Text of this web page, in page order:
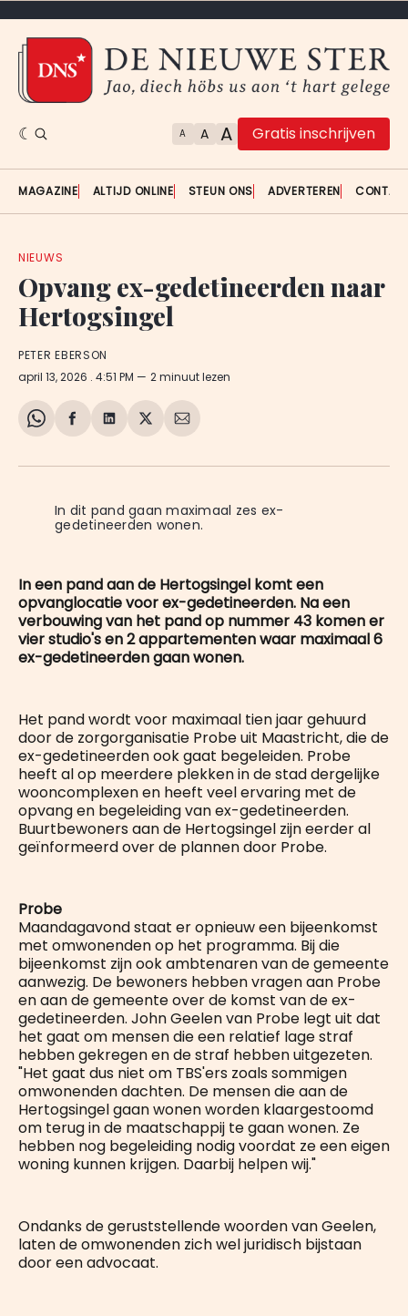
A A A Gratis inschrijven
MAGAZINE ALTIJD ONLINE STEUN ONS ADVERTEREN
NIEUWS
Opvang ex-gedetineerden naar
Hertogsingel
PETER EBERSON
april 13, 2026 . 4:51 PM 2 minuut lezen
Share
WhatsApp
Delen
Facebook
Delen
LinkedIn
Share
X
Deel
E-
In dit pand gaan maximaal zes ex-
gedetineerden wonen.
In een pand aan de Hertogsingel komt een
opvanglocatie voor ex-gedetineerden. Na een
verbouwing van het pand op nummer 43 komen er
vier studio's en 2 appartementen waar maximaal 6
ex-gedetineerden gaan wonen.
Het pand wordt voor maximaal tien jaar gehuurd
door de zorgorganisatie Probe uit Maastricht, die de
ex-gedetineerden ook gaat begeleiden. Probe
heeft al op meerdere plekken in de stad dergelijke
wooncomplexen en heeft veel ervaring met de
opvang en begeleiding van ex-gedetineerden.
Buurtbewoners aan de Hertogsingel zijn eerder al
geïnformeerd over de plannen door Probe.
Probe
Maandagavond staat er opnieuw een bijeenkomst
met omwonenden op het programma. Bij die
bijeenkomst zijn ook ambtenaren van de gemeente
aanwezig. De bewoners hebben vragen aan Probe
en aan de gemeente over de komst van de ex-
gedetineerden. John Geelen van Probe legt uit dat
het gaat om mensen die een relatief lage straf
hebben gekregen en de straf hebben uitgezeten.
"Het gaat dus niet om TBS'ers zoals sommigen
omwonenden dachten. De mensen die aan de
Hertogsingel gaan wonen worden klaargestoomd
om terug in de maatschappij te gaan wonen. Ze
hebben nog begeleiding nodig voordat ze een eigen
woning kunnen krijgen. Daarbij helpen wij."
Ondanks de geruststellende woorden van Geelen,
laten de omwonenden zich wel juridisch bijstaan
door een advocaat.